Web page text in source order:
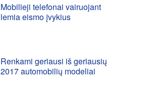
Mobilieji telefonai vairuojant
lemia eismo įvykius
Renkami geriausi iš geriausių
2017 automobilių modeliai